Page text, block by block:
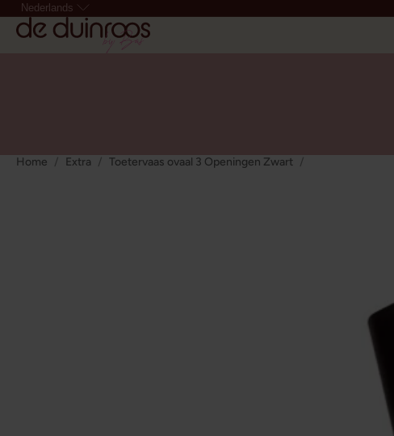
Nederlands
Home Extra Toetervaas ovaal 3 Openingen Zwart